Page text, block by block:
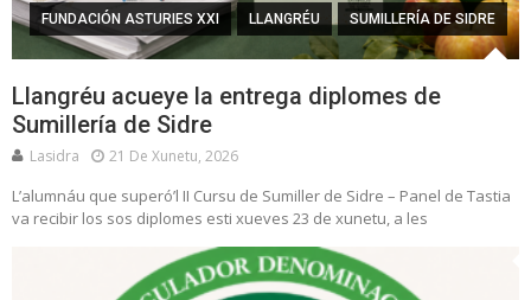
FUNDACIÓN ASTURIES XXI LLANGRÉU SUMILLERÍA DE SIDRE
Llangréu acueye la entrega diplomes de
Sumillería de Sidre
Lasidra 21 De Xunetu, 2026
L’alumnáu que superó’l II Cursu de Sumiller de Sidre – Panel de Tastia
va recibir los sos diplomes esti xueves 23 de xunetu, a les